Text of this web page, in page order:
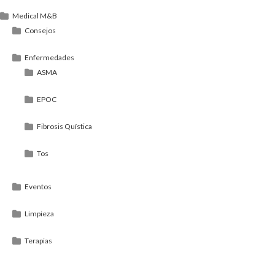
Medical M&B
Consejos
Enfermedades
ASMA
EPOC
Fibrosis Quística
Tos
Eventos
Limpieza
Terapias